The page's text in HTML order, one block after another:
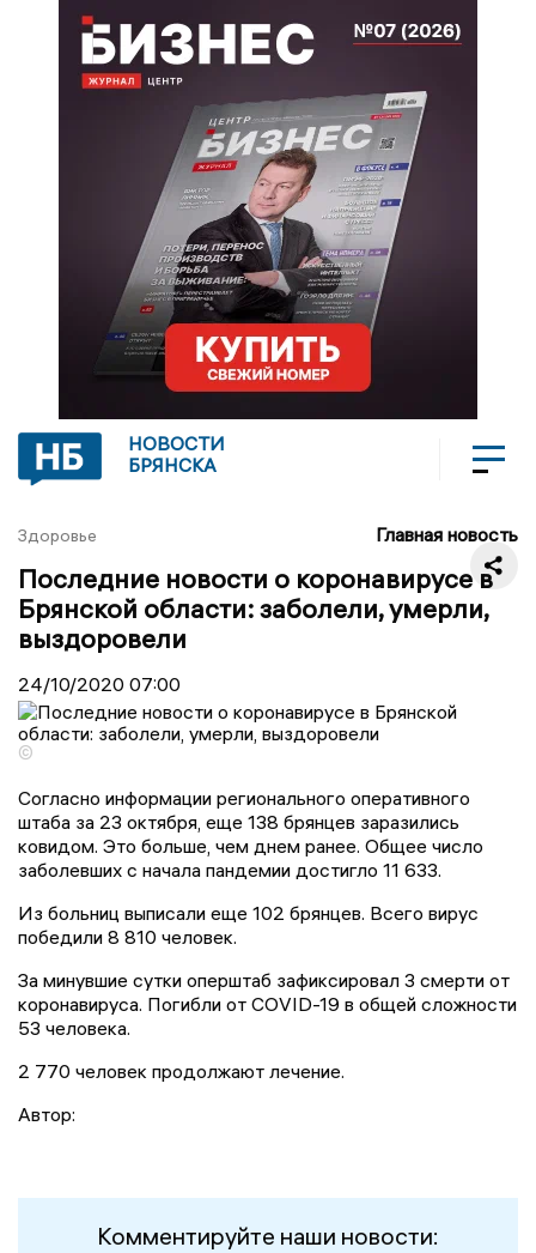
НОВОСТИ
БРЯНСКА
Здоровье Главная новость
Последние новости о коронавирусе в
Брянской области: заболели, умерли,
выздоровели
24/10/2020 07:00
©
Согласно информации регионального оперативного
штаба за 23 октября, еще 138 брянцев заразились
ковидом. Это больше, чем днем ранее. Общее число
заболевших с начала пандемии достигло 11 633.
Из больниц выписали еще 102 брянцев. Всего вирус
победили 8 810 человек.
За минувшие сутки оперштаб зафиксировал 3 смерти от
коронавируса. Погибли от COVID-19 в общей сложности
53 человека.
2 770 человек продолжают лечение.
Автор:
Комментируйте наши новости: